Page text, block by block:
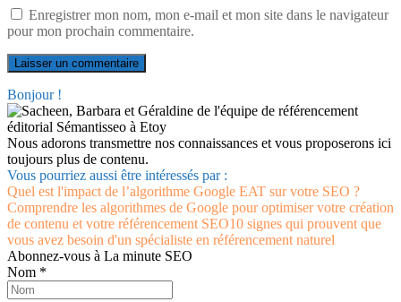
Enregistrer mon nom, mon e-mail et mon site dans le navigateur
pour mon prochain commentaire.
Bonjour !
Nous adorons transmettre nos connaissances et vous proposerons ici
toujours plus de contenu.
Vous pourriez aussi être intéressés par :
Quel est l'impact de l’algorithme Google EAT sur votre SEO ?
Comprendre les algorithmes de Google pour optimiser votre création
de contenu et votre référencement SEO10 signes qui prouvent que
vous avez besoin d'un spécialiste en référencement naturel
Abonnez-vous à La minute SEO
Nom *